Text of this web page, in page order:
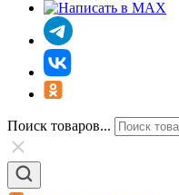
Поиск товаров...